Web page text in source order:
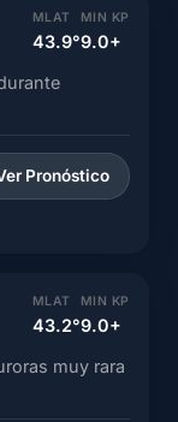
MLAT
43.9°
MIN KP
9.0+
Pronóstico
MLAT
43.2°
MIN KP
9.0+
muy rara